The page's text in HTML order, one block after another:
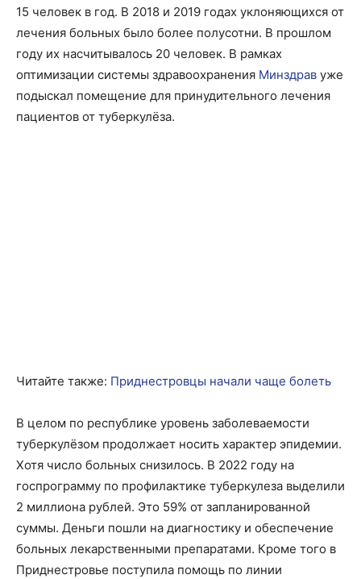
15 человек в год. В 2018 и 2019 годах уклоняющихся от
лечения больных было более полусотни. В прошлом
году их насчитывалось 20 человек. В рамках
оптимизации системы здравоохранения Минздрав уже
подыскал помещение для принудительного лечения
пациентов от туберкулёза.
Читайте также: Приднестровцы начали чаще болеть
В целом по республике уровень заболеваемости
туберкулёзом продолжает носить характер эпидемии.
Хотя число больных снизилось. В 2022 году на
госпрограмму по профилактике туберкулеза выделили
2 миллиона рублей. Это 59% от запланированной
суммы. Деньги пошли на диагностику и обеспечение
больных лекарственными препаратами. Кроме того в
Приднестровье поступила помощь по линии